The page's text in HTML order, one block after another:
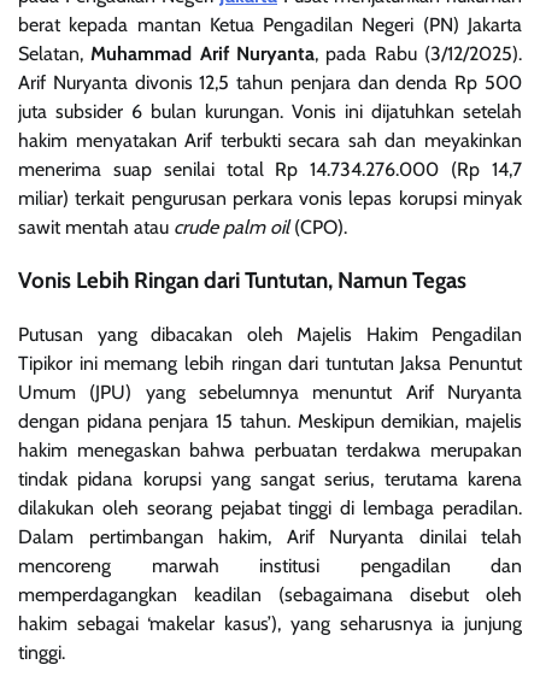
berat kepada mantan Ketua Pengadilan Negeri (PN) Jakarta
Selatan, Muhammad Arif Nuryanta, pada Rabu (3/12/2025).
Arif Nuryanta divonis 12,5 tahun penjara dan denda Rp 500
juta subsider 6 bulan kurungan. Vonis ini dijatuhkan setelah
hakim menyatakan Arif terbukti secara sah dan meyakinkan
menerima suap senilai total Rp 14.734.276.000 (Rp 14,7
miliar) terkait pengurusan perkara vonis lepas korupsi minyak
sawit mentah atau crude palm oil(CPO).
Vonis Lebih Ringan dari Tuntutan, Namun Tegas
Putusan yang dibacakan oleh Majelis Hakim Pengadilan
Tipikor ini memang lebih ringan dari tuntutan Jaksa Penuntut
Umum (JPU) yang sebelumnya menuntut Arif Nuryanta
dengan pidana penjara 15 tahun. Meskipun demikian, majelis
hakim menegaskan bahwa perbuatan terdakwa merupakan
tindak pidana korupsi yang sangat serius, terutama karena
dilakukan oleh seorang pejabat tinggi di lembaga peradilan.
Dalam pertimbangan hakim, Arif Nuryanta dinilai telah
mencoreng marwah institusi pengadilan dan
memperdagangkan keadilan (sebagaimana disebut oleh
hakim sebagai ‘makelar kasus’), yang seharusnya ia junjung
tinggi.